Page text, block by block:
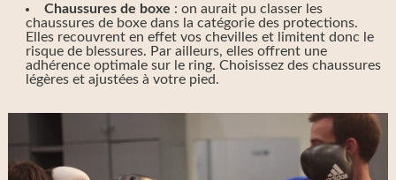
Chaussures de boxe : on aurait pu classer les
chaussures de boxe dans la catégorie des protections.
Elles recouvrent en effet vos chevilles et limitent donc le
risque de blessures. Par ailleurs, elles offrent une
adhérence optimale sur le ring. Choisissez des chaussures
légères et ajustées à votre pied.